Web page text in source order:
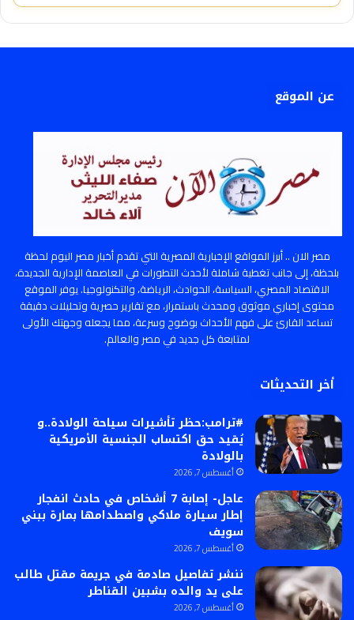
عن الموقع
مصر الان .. أبرز المواقع الإخبارية المصرية التي تقدم أخبار مصر اليوم لحظة
بلحظة، إلى جانب تغطية شاملة لأحدث التطورات في العاصمة الإدارية الجديدة،
الاقتصاد المصري، السياسة، الحوادث، الرياضة، والتكنولوجيا. يوفر الموقع
محتوى إخباري موثوق ومحدث باستمرار، مع تقارير حصرية وتحليلات دقيقة
تساعد القارئ على فهم الأحداث بوضوح وسرعة، مما يجعله وجهتك الأولى
لمتابعة كل جديد في مصر والعالم.
أخر التحديثات
#ترامب:حظر تأشيرات سياحة الولادة..و
يُقيد حق اكتساب الجنسية الأمريكية
بالولادة
أغسطس 7, 2026
عاجل- إصابة 7 أشخاص في حادث انفجار
إطار سيارة ملاكي واصطدامها بمارة ببني
سويف
أغسطس 7, 2026
ننشر تفاصيل صادمة في جريمة مقتل طالب
على يد والده بشبين القناطر
أغسطس 7, 2026